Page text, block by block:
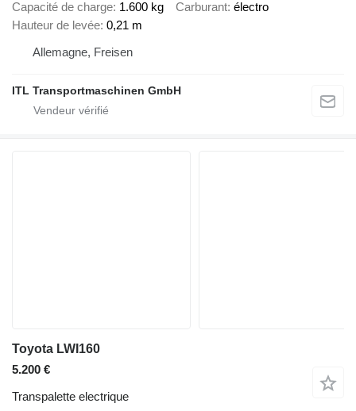
Capacité de charge 1.600 kg Carburant électro
Hauteur de levée 0,21 m
Allemagne, Freisen
ITL Transportmaschinen GmbH
Toyota LWI160
5.200 €
Transpalette electrique